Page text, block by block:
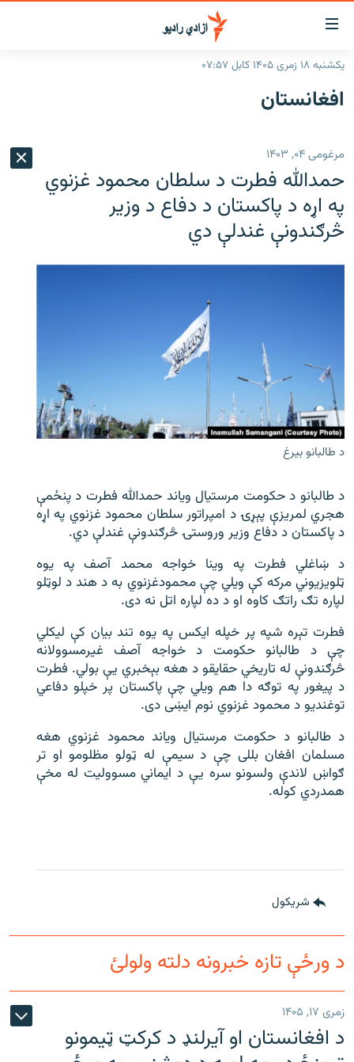
د
لاسرسۍ
وړ
لېنکونه
اصلي
ورتلل
اصلي
مېنو
ورتلل
کورپاڼه
راپورونه
سیمه
منځنی ختیځ
نړۍ
افغانستان
نړۍ
د خپرونو جدول
مرکې
اونیزې خپرونې
انځوریزه برخه
اړیکه
دري پاڼه
Azadi English
د ازادې اروپا/ ازادي راډيو ټولې پاڼې
یکشنبه ۱۸ زمری ۱۴۰۵ کابل ۰۷:۵۷
افغانستان
مرغومی ۰۴, ۱۴۰۳
حمدالله فطرت د سلطان محمود غزنوي
په اړه د پاکستان د دفاع د وزیر
څرګندونې غندلې دي
د طالبانو بیرغ
د طالبانو د حکومت مرستیال ویاند حمدالله فطرت د پنځمې
هجري لمریزې پېړۍ د امپراتور سلطان محمود غزنوي په اړه
د پاکستان د دفاع وزیر وروستۍ څرګندونې غندلې دي.
د ښاغلي فطرت په وینا خواجه محمد آصف په یوه
ټلویزیوني مرکه کې ویلي چې محمودغزنوي به د هند د لوټلو
لپاره تګ راتګ کاوه او د ده لپاره اتل نه دی.
فطرت تېره شپه پر خپله ایکس په یوه تند بیان کې لیکلي
چې د طالبانو حکومت د خواجه آصف غیرمسوولانه
څرګندونې له تاریخي حقایقو د هغه بېخبري یې بولي. فطرت
د پیغور په توګه دا هم ویلي چې پاکستان پر خپلو دفاعي
توغندیو د محمود غزنوي نوم ایښی دی.
د طالبانو د حکومت مرستیال ویاند محمود غزنوي هغه
مسلمان افغان بللی چې د سیمې له ټولو مظلومو او تر
ګواښ لاندې ولسونو سره یې د ایماني مسوولیت له مخې
همدردي کوله.
شريکول
د ورځې تازه خبرونه دلته ولولئ
زمری ۱۷, ۱۴۰۵
د افغانستان او آیرلنډ د کرکټ ټیمونو